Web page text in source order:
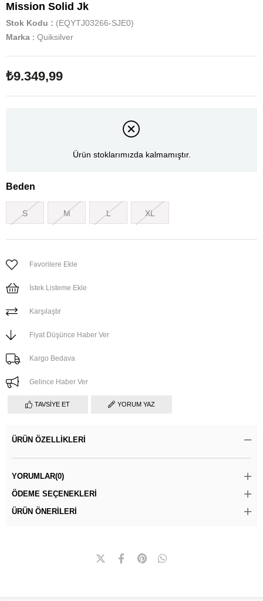
Mission Solid Jk
Stok Kodu
(EQYTJ03266-SJE0)
Marka : Quiksilver
₺9.349,99
Ürün stoklarımızda kalmamıştır.
Beden
S M L XL
Favorilere Ekle
İstek Listeme Ekle
Karşılaştır
Fiyat Düşünce Haber Ver
Kargo Bedava
Gelince Haber Ver
TAVSIYE ET YORUM YAZ
ÜRÜN ÖZELLIKLERI
YORUMLAR(0)
ÖDEME SEÇENEKLERI
ÜRÜN ÖNERILERI